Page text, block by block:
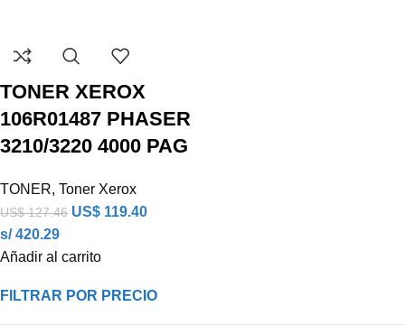
FILTRAR POR PRECIO
TONER XEROX
106R01487 PHASER
3210/3220 4000 PAG
TONER, Toner Xerox
US$127.46 US$ 119.40
s/ 420.29
Añadir al carrito